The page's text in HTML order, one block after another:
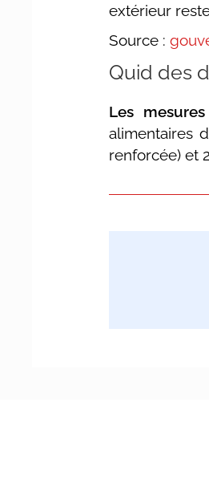
extérieur
Source :
Quid des
Les
alimentaires
renforcée) et